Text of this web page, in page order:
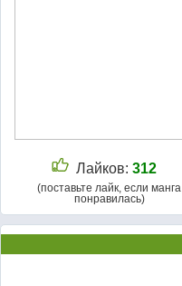
Лайков: 312
(поставьте лайк, если манга
понравилась)